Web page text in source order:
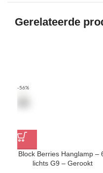
Gerelateerde
-56%
Block Berries Hanglamp –
lichts G9 – Gerookt